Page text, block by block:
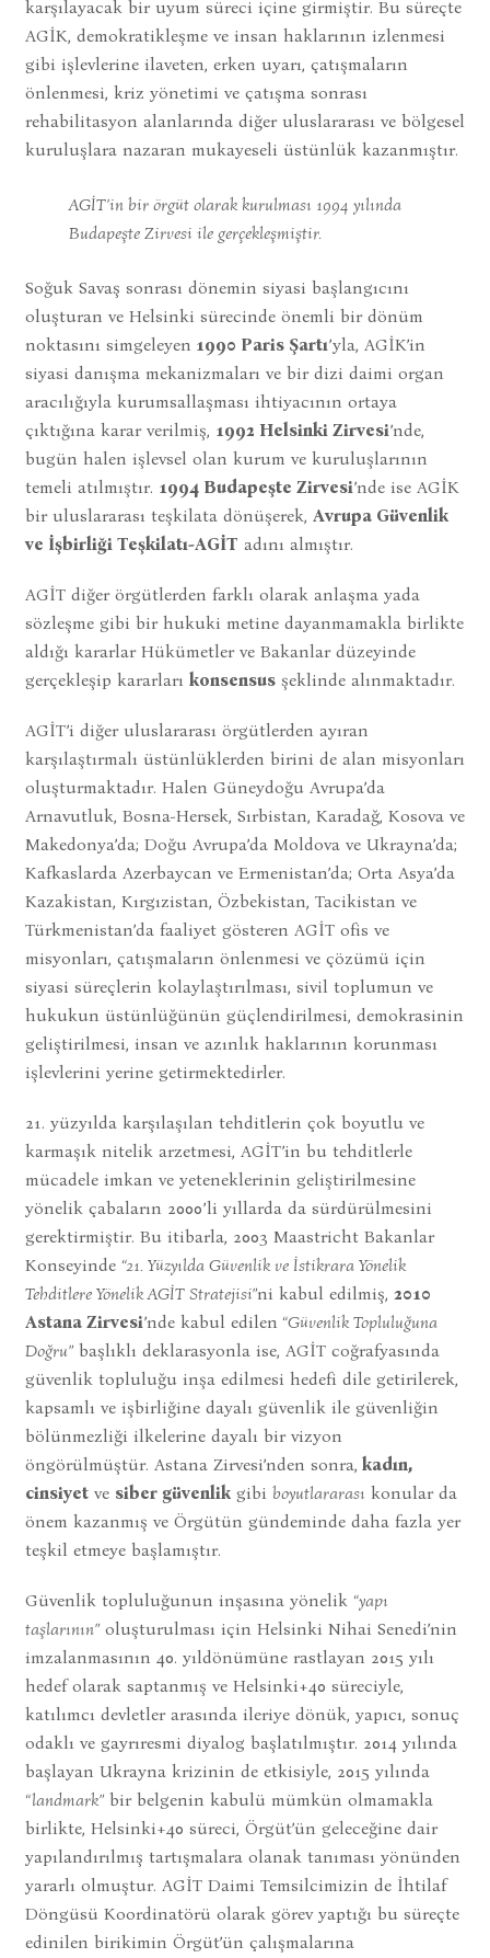
karşılayacak bir uyum süreci içine girmiştir. Bu süreçte
AGİK, demokratikleşme ve insan haklarının izlenmesi
gibi işlevlerine ilaveten, erken uyarı, çatışmaların
önlenmesi, kriz yönetimi ve çatışma sonrası
rehabilitasyon alanlarında diğer uluslararası ve bölgesel
kuruluşlara nazaran mukayeseli üstünlük kazanmıştır.
AGİT’in bir örgüt olarak kurulması 1994 yılında
Budapeşte Zirvesi ile gerçekleşmiştir.
Soğuk Savaş sonrası dönemin siyasi başlangıcını
oluşturan ve Helsinki sürecinde önemli bir dönüm
noktasını simgeleyen 1990 Paris Şartı’yla, AGİK’in
siyasi danışma mekanizmaları ve bir dizi daimi organ
aracılığıyla kurumsallaşması ihtiyacının ortaya
çıktığına karar verilmiş, 1992 Helsinki Zirvesi’nde,
bugün halen işlevsel olan kurum ve kuruluşlarının
temeli atılmıştır. 1994 Budapeşte Zirvesi’nde ise AGİK
bir uluslararası teşkilata dönüşerek, Avrupa Güvenlik
ve İşbirliği Teşkilatı-AGİT adını almıştır.
AGİT diğer örgütlerden farklı olarak anlaşma yada
sözleşme gibi bir hukuki metine dayanmamakla birlikte
aldığı kararlar Hükümetler ve Bakanlar düzeyinde
gerçekleşip kararları konsensusşeklinde alınmaktadır.
AGİT’i diğer uluslararası örgütlerden ayıran
karşılaştırmalı üstünlüklerden birini de alan misyonları
oluşturmaktadır. Halen Güneydoğu Avrupa’da
Arnavutluk, Bosna-Hersek, Sırbistan, Karadağ, Kosova ve
Makedonya’da; Doğu Avrupa’da Moldova ve Ukrayna’da;
Kafkaslarda Azerbaycan ve Ermenistan’da; Orta Asya’da
Kazakistan, Kırgızistan, Özbekistan, Tacikistan ve
Türkmenistan’da faaliyet gösteren AGİT ofis ve
misyonları, çatışmaların önlenmesi ve çözümü için
siyasi süreçlerin kolaylaştırılması, sivil toplumun ve
hukukun üstünlüğünün güçlendirilmesi, demokrasinin
geliştirilmesi, insan ve azınlık haklarının korunması
işlevlerini yerine getirmektedirler.
21. yüzyılda karşılaşılan tehditlerin çok boyutlu ve
karmaşık nitelik arzetmesi, AGİT’in bu tehditlerle
mücadele imkan ve yeteneklerinin geliştirilmesine
yönelik çabaların 2000’li yıllarda da sürdürülmesini
gerektirmiştir. Bu itibarla, 2003 Maastricht Bakanlar
Konseyinde “21. Yüzyılda Güvenlik ve İstikrara Yönelik
Tehditlere Yönelik AGİT Stratejisi”ni kabul edilmiş, 2010
Astana Zirvesi’nde kabul edilen “Güvenlik Topluluğuna
Doğru”başlıklı deklarasyonla ise, AGİT coğrafyasında
güvenlik topluluğu inşa edilmesi hedefi dile getirilerek,
kapsamlı ve işbirliğine dayalı güvenlik ile güvenliğin
bölünmezliği ilkelerine dayalı bir vizyon
öngörülmüştür. Astana Zirvesi’nden sonra, kadın,
cinsiyetve siber güvenlikgibi boyutlararası konular da
önem kazanmış ve Örgütün gündeminde daha fazla yer
teşkil etmeye başlamıştır.
Güvenlik topluluğunun inşasına yönelik “yapı
taşlarının”oluşturulması için Helsinki Nihai Senedi’nin
imzalanmasının 40. yıldönümüne rastlayan 2015 yılı
hedef olarak saptanmış ve Helsinki+40 süreciyle,
katılımcı devletler arasında ileriye dönük, yapıcı, sonuç
odaklı ve gayrıresmi diyalog başlatılmıştır. 2014 yılında
başlayan Ukrayna krizinin de etkisiyle, 2015 yılında
“landmark”bir belgenin kabulü mümkün olmamakla
birlikte, Helsinki+40 süreci, Örgüt’ün geleceğine dair
yapılandırılmış tartışmalara olanak tanıması yönünden
yararlı olmuştur. AGİT Daimi Temsilcimizin de İhtilaf
Döngüsü Koordinatörü olarak görev yaptığı bu süreçte
edinilen birikimin Örgüt’ün çalışmalarına